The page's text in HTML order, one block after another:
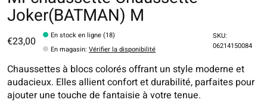
Joker(BATMAN) M
€23,00
En stock en ligne (18)
En magasin:Vérifier la disponibilité
SKU:
06214150084
Chaussettes à blocs colorés offrant un style moderne et
audacieux. Elles allient confort et durabilité, parfaites pour
ajouter une touche de fantaisie à votre tenue.